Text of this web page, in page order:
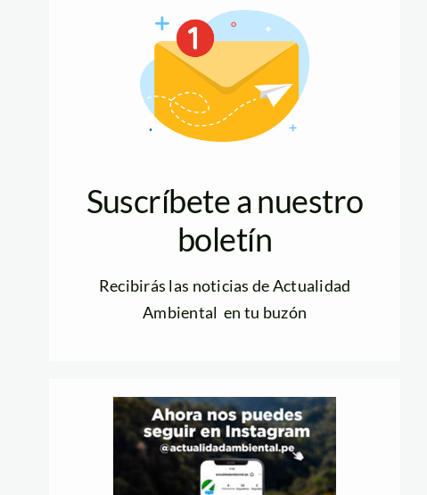
Suscríbete a nuestro
boletín
Recibirás las noticias de Actualidad
Ambiental en tu buzón